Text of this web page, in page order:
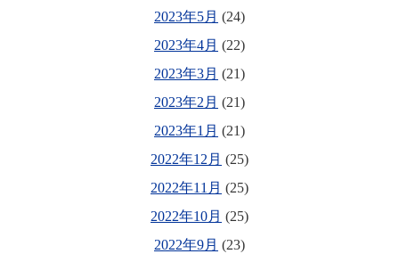
2023年5月 (24)
2023年4月 (22)
2023年3月 (21)
2023年2月 (21)
2023年1月 (21)
2022年12月 (25)
2022年11月 (25)
2022年10月 (25)
2022年9月 (23)